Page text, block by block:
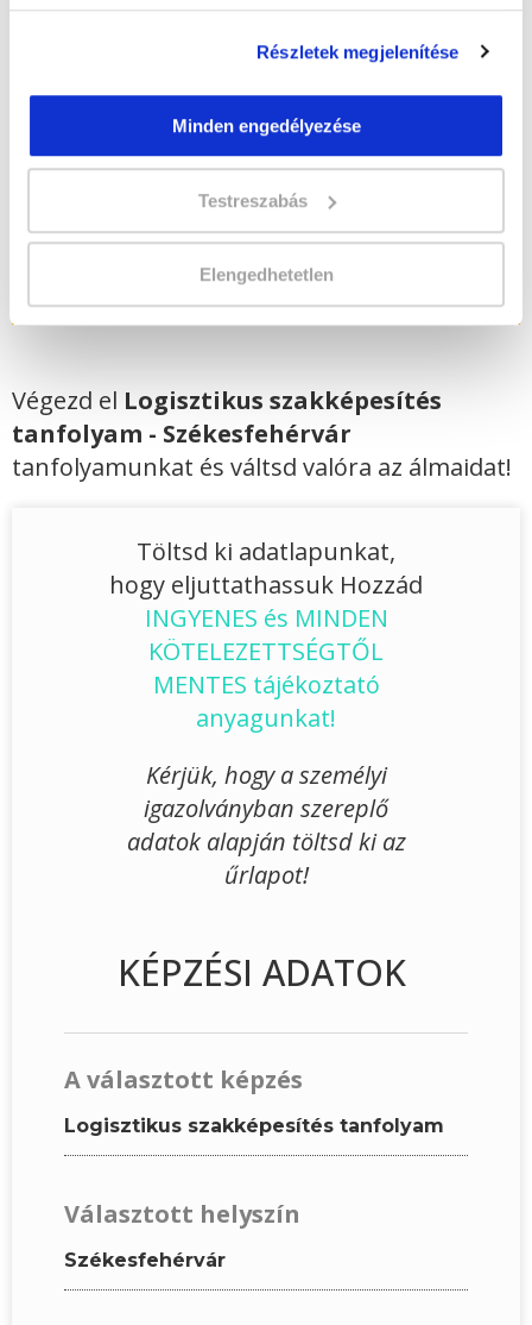
Részletek megjelenítése
Minden engedélyezése
Testreszabás
Elengedhetetlen
185.000 Ft-ra csökkenthető!
vizsgaközpont határozza meg
Lehet még jelentkezni?Igen
Jelentkezem!
Végezd el Logisztikus szakképesítés
tanfolyam - Székesfehérvár
tanfolyamunkat és váltsd valóra az álmaidat!
Töltsd ki adatlapunkat,
hogy eljuttathassuk Hozzád
INGYENES és MINDEN
KÖTELEZETTSÉGTŐL
MENTES tájékoztató
anyagunkat!
Kérjük, hogy a személyi
igazolványban szereplő
adatok alapján töltsd ki az
űrlapot!
KÉPZÉSI ADATOK
A választott képzés
Logisztikus szakképesítés tanfolyam
Választott helyszín
Székesfehérvár